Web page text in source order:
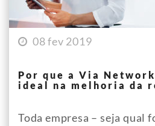
08 fev 2019
Por que a Via
ideal na melhoria da
Toda empresa – seja qual